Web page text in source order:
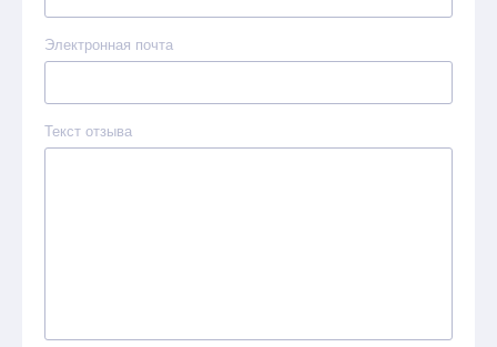
Электронная почта
Текст отзыва